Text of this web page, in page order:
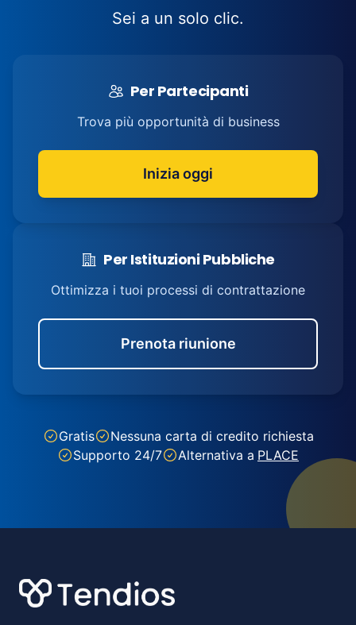
Sei a un solo clic.
Per Partecipanti
Trova più opportunità di business
Inizia oggi
Per Istituzioni Pubbliche
Ottimizza i tuoi processi di contrattazione
Prenota riunione
Gratis
Nessuna carta di credito richiesta
Supporto 24/7
Alternativa a PLACE